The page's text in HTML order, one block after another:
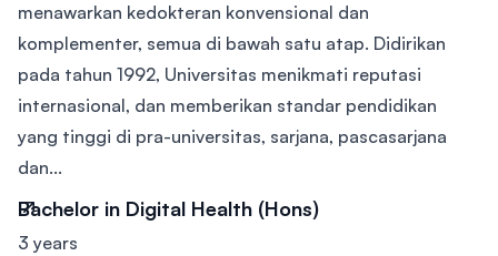
menawarkan kedokteran konvensional dan
komplementer, semua di bawah satu atap. Didirikan
pada tahun 1992, Universitas menikmati reputasi
internasional, dan memberikan standar pendidikan
yang tinggi di pra-universitas, sarjana, pascasarjana
dan...
Bachelor in Digital Health (Hons)
3 years